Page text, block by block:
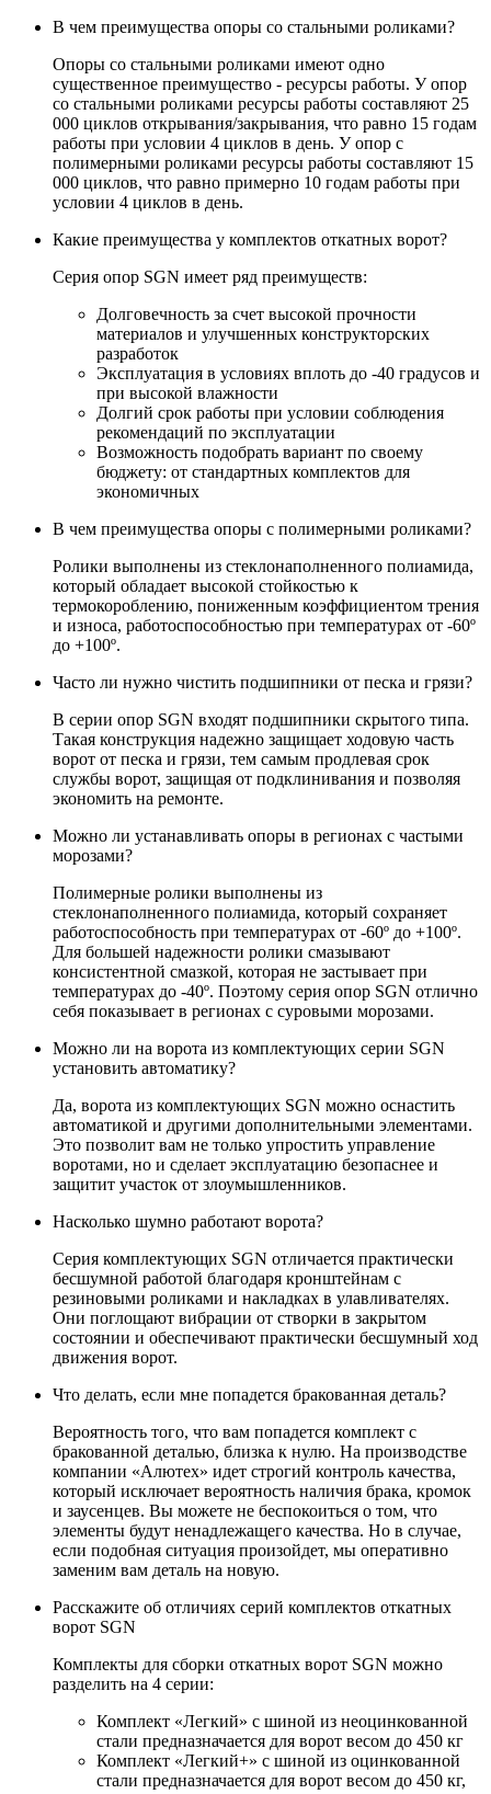
В чем преимущества опоры со стальными роликами?
Опоры со стальными роликами имеют одно
существенное преимущество - ресурсы работы. У опор
со стальными роликами ресурсы работы составляют 25
000 циклов открывания/закрывания, что равно 15 годам
работы при условии 4 циклов в день. У опор с
полимерными роликами ресурсы работы составляют 15
000 циклов, что равно примерно 10 годам работы при
условии 4 циклов в день.
Какие преимущества у комплектов откатных ворот?
Серия опор SGN имеет ряд преимуществ:
Долговечность за счет высокой прочности
материалов и улучшенных конструкторских
разработок
Эксплуатация в условиях вплоть до -40 градусов и
при высокой влажности
Долгий срок работы при условии соблюдения
рекомендаций по эксплуатации
Возможность подобрать вариант по своему
бюджету: от стандартных комплектов для
экономичных
В чем преимущества опоры с полимерными роликами?
Ролики выполнены из стеклонаполненного полиамида,
который обладает высокой стойкостью к
термокороблению, пониженным коэффициентом трения
и износа, работоспособностью при температурах от -60º
до +100º.
Часто ли нужно чистить подшипники от песка и грязи?
В серии опор SGN входят подшипники скрытого типа.
Такая конструкция надежно защищает ходовую часть
ворот от песка и грязи, тем самым продлевая срок
службы ворот, защищая от подклинивания и позволяя
экономить на ремонте.
Можно ли устанавливать опоры в регионах с частыми
морозами?
Полимерные ролики выполнены из
стеклонаполненного полиамида, который сохраняет
работоспособность при температурах от -60º до +100º.
Для большей надежности ролики смазывают
консистентной смазкой, которая не застывает при
температурах до -40º. Поэтому серия опор SGN отлично
себя показывает в регионах с суровыми морозами.
Можно ли на ворота из комплектующих серии SGN
установить автоматику?
Да, ворота из комплектующих SGN можно оснастить
автоматикой и другими дополнительными элементами.
Это позволит вам не только упростить управление
воротами, но и сделает эксплуатацию безопаснее и
защитит участок от злоумышленников.
Насколько шумно работают ворота?
Серия комплектующих SGN отличается практически
бесшумной работой благодаря кронштейнам с
резиновыми роликами и накладках в улавливателях.
Они поглощают вибрации от створки в закрытом
состоянии и обеспечивают практически бесшумный ход
движения ворот.
Что делать, если мне попадется бракованная деталь?
Вероятность того, что вам попадется комплект с
бракованной деталью, близка к нулю. На производстве
компании «Алютех» идет строгий контроль качества,
который исключает вероятность наличия брака, кромок
и заусенцев. Вы можете не беспокоиться о том, что
элементы будут ненадлежащего качества. Но в случае,
если подобная ситуация произойдет, мы оперативно
заменим вам деталь на новую.
Расскажите об отличиях серий комплектов откатных
ворот SGN
Комплекты для сборки откатных ворот SGN можно
разделить на 4 серии:
Комплект «Легкий» с шиной из неоцинкованной
стали предназначается для ворот весом до 450 кг
Комплект «Легкий+» с шиной из оцинкованной
стали предназначается для ворот весом до 450 кг,